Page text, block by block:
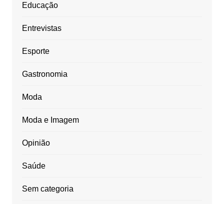
Educação
Entrevistas
Esporte
Gastronomia
Moda
Moda e Imagem
Opinião
Saúde
Sem categoria